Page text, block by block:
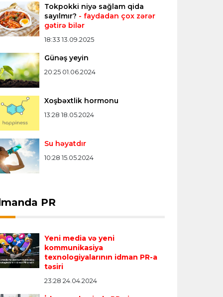
liqası 23:03 06.08.2026
"Dinamo"ya minimal
uduzdu
xəbərlər >>>
Tokpokki niyə sağlam qida
sayılmır? - faydadan çox zərər
gətirə bilər
18:33 13.09.2025
Günəş yeyin
20:25 01.06.2024
Xoşbəxtlik hormonu
13:28 18.05.2024
Su həyatdır
10:28 15.05.2024
PR
Yeni media və yeni
kommunikasiya
texnologiyalarının idman PR-a
təsiri
23:28 24.04.2024